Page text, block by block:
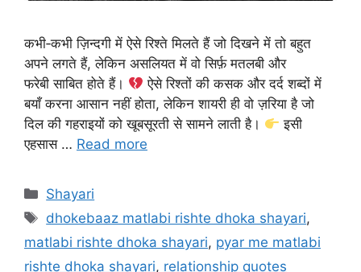
कभी‑कभी ज़िन्दगी में ऐसे रिश्ते मिलते हैं जो दिखने में तो बहुत
अपने लगते हैं, लेकिन असलियत में वो सिर्फ़ मतलबी और
फरेबी साबित होते हैं।
ऐसे रिश्तों की कसक और दर्द शब्दों में
बयाँ करना आसान नहीं होता, लेकिन शायरी ही वो ज़रिया है जो
दिल की गहराइयों को खूबसूरती से सामने लाती है।
इसी
एहसास … Read more
Categories
Shayari
Tags
dhokebaaz matlabi rishte dhoka shayari,
matlabi rishte dhoka shayari, pyar me matlabi
rishte dhoka shayari, relationship quotes